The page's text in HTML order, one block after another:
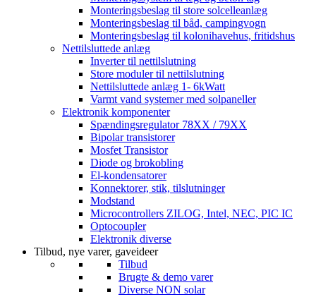
Monteringsbeslag til store solcelleanlæg
Monteringsbeslag til båd, campingvogn
Monteringsbeslag til kolonihavehus, fritidshus
Nettilsluttede anlæg
Inverter til nettilslutning
Store moduler til nettilslutning
Nettilsluttede anlæg 1- 6kWatt
Varmt vand systemer med solpaneller
Elektronik komponenter
Spændingsregulator 78XX / 79XX
Bipolar transistorer
Mosfet Transistor
Diode og brokobling
El-kondensatorer
Konnektorer, stik, tilslutninger
Modstand
Microcontrollers ZILOG, Intel, NEC, PIC IC
Optocoupler
Elektronik diverse
Tilbud, nye varer, gaveideer
Tilbud
Brugte & demo varer
Diverse NON solar